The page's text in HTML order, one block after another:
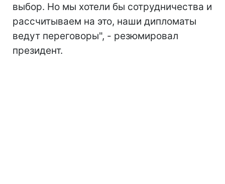
выбор. Но мы хотели бы сотрудничества и
рассчитываем на это, наши дипломаты
ведут переговоры", - резюмировал
президент.